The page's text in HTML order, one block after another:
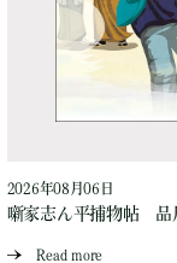
2026年08月06日
噺家志ん平捕物帖 品
Read more